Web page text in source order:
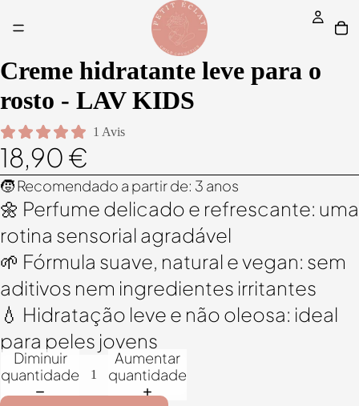
Creme hidratante leve para o
rosto - LAV KIDS
1 Avis
18,90 €
🧒 Recomendado a partir de: 3 anos
🌼 Perfume delicado e refrescante: uma
rotina sensorial agradável
🌱 Fórmula suave, natural e vegan: sem
aditivos nem ingredientes irritantes
💧 Hidratação leve e não oleosa: ideal
para peles jovens
Diminuir
quantidade
Aumentar
quantidade